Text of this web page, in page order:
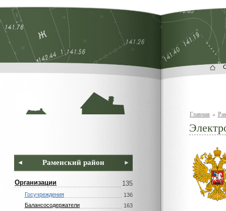
Раменский район
Организации 135
Госучреждения
136
Балансосодержатели
163
Главная »